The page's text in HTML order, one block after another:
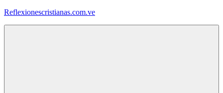
Saltar
Reflexionescristianas.com.ve